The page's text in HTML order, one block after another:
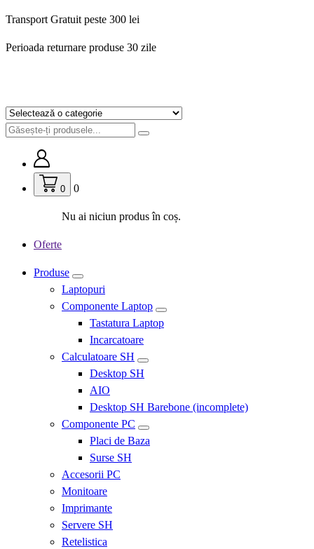
Sari
conținut
Transport Gratuit peste 300 lei
Perioada returnare produse 30 zile
0 0
Nu ai niciun produs în coș.
Oferte
Produse
Laptopuri
Componente Laptop
Tastatura Laptop
Incarcatoare
Calculatoare SH
Desktop SH
AIO
Desktop SH Barebone (incomplete)
Componente PC
Placi de Baza
Surse SH
Accesorii PC
Monitoare
Imprimante
Servere SH
Retelistica